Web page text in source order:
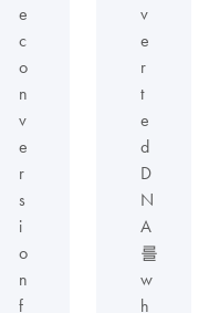
e
c
o
n
v
e
r
s
i
o
n
f
v
e
r
t
e
d
D
N
A
를
w
h